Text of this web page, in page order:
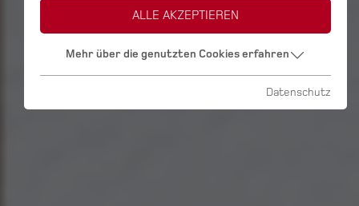
ALLE AKZEPTIEREN
Mehr über die genutzten Cookies erfahren
Datenschutz